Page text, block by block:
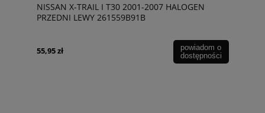
NISSAN X-TRAIL I T30 2001-2007 HALOGEN
PRZEDNI LEWY 261559B91B
55,95 zł
powiadom o
dostępności